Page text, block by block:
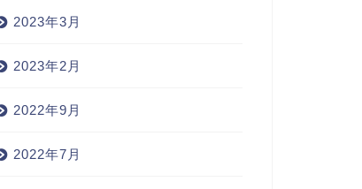
2023年3月
2023年2月
2022年9月
2022年7月